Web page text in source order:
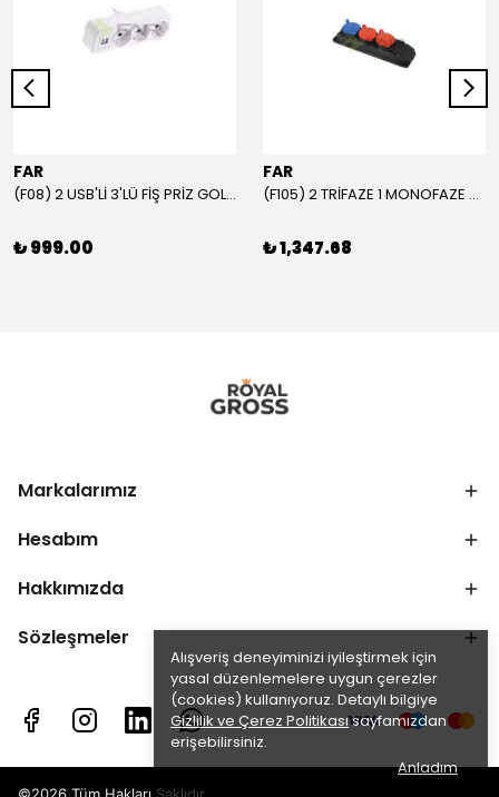
Alışveriş deneyiminizi iyileştirmek için
yasal düzenlemelere uygun çerezler
(cookies) kullanıyoruz. Detaylı bilgiye
Gizlilik ve Çerez Politikasısayfamızdan
erişebilirsiniz.
Anladım
FAR
(F08) 2 USB'Lİ 3'LÜ FİŞ PRİZ GOLYAT
₺ 999.00
FAR
(F105) 2 TRİFAZE 1 MONOFAZE GRUP PRİZ
₺ 1,347.68
Markalarımız
Hesabım
Hakkımızda
Sözleşmeler